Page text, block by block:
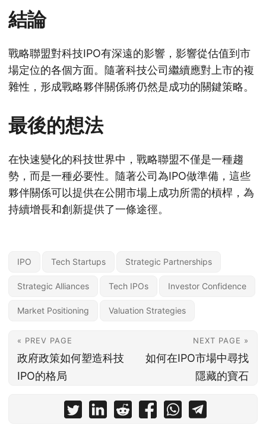
結論
戰略聯盟對科技IPO有深遠的影響，影響從估值到市
場定位的各個方面。隨著科技公司繼續應對上市的複
雜性，形成戰略夥伴關係將仍然是成功的關鍵策略。
最後的想法
在快速變化的科技世界中，戰略聯盟不僅是一種趨
勢，而是一種必要性。隨著公司為IPO做準備，這些
夥伴關係可以提供在公開市場上成功所需的槓桿，為
持續增長和創新提供了一條途徑。
IPO Tech Startups Strategic Partnerships
Strategic Alliances Tech IPOs Investor Confidence
Market Positioning Valuation Strategies
« PREV PAGE
政府政策如何塑造科技
IPO的格局
NEXT PAGE »
如何在IPO市場中尋找
隱藏的寶石